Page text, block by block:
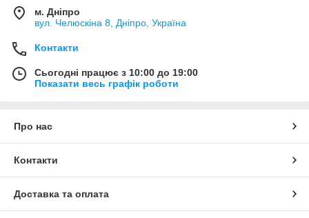
м. Дніпро
вул. Челюскіна 8, Дніпро, Україна
Контакти
Сьогодні працює з 10:00 до 19:00
Показати весь графік роботи
Про нас
Контакти
Доставка та оплата